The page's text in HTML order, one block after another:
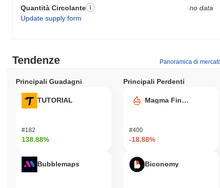
Quantità Circolante
Update supply form
no data
Tendenze Panoramica di
Principali Guadagni
TUTORIAL
#182
138.88%
Bubblemaps
Principali Perdenti
Magma Finance
#400
-18.88%
Biconomy